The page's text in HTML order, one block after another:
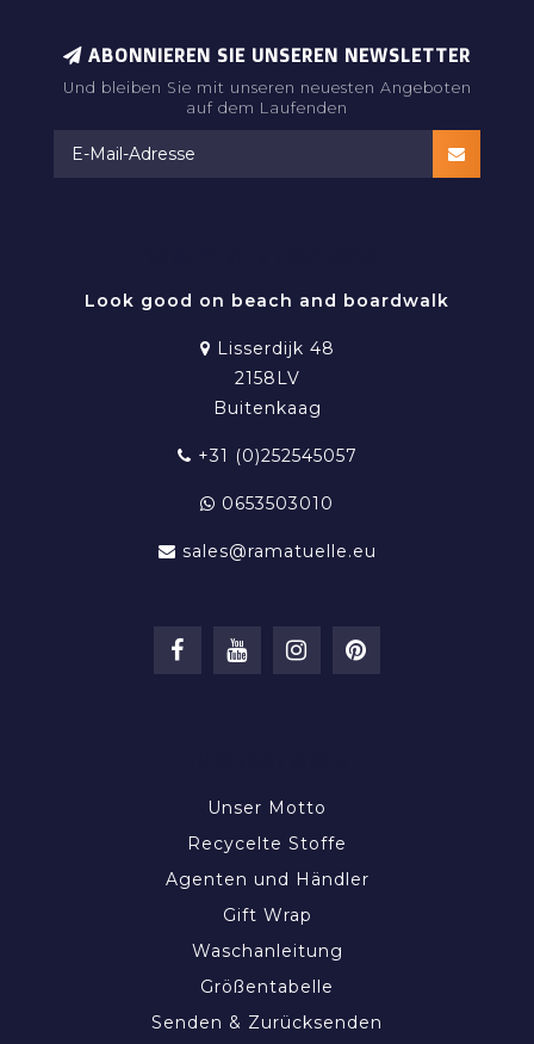
ABONNIEREN SIE UNSEREN NEWSLETTER
Und bleiben Sie mit unseren neuesten Angeboten
auf dem Laufenden
Look good on beach and boardwalk
Lisserdijk 48
2158LV
Buitenkaag
+31 (0)252545057
0653503010
sales@ramatuelle.eu
Unser Motto
Recycelte Stoffe
Agenten und Händler
Gift Wrap
Waschanleitung
Größentabelle
Senden & Zurücksenden